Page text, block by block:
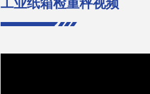
工业纸箱检重秤视频